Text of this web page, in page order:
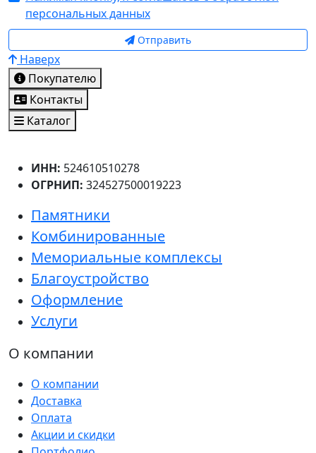
персональных данных
Отправить
Наверх
Покупателю
Контакты
Каталог
ИНН: 524610510278
ОГРНИП: 324527500019223
Памятники
Комбинированные
Мемориальные комплексы
Благоустройство
Оформление
Услуги
О компании
О компании
Доставка
Оплата
Акции и скидки